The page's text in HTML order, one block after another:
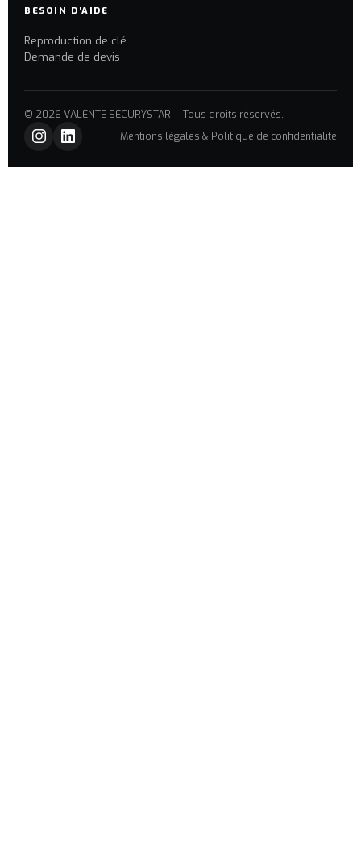
BESOIN D'AIDE
Reproduction de clé
Demande de devis
© 2026 VALENTE SECURYSTAR — Tous droits réservés.
Mentions légales & Politique de confidentialité